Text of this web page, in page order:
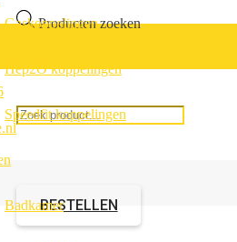
Producten zoeken
BESTELLEN
Gaskoppelingen
Hep2O koppelingen
Speedfit koppelingen
Badkamer